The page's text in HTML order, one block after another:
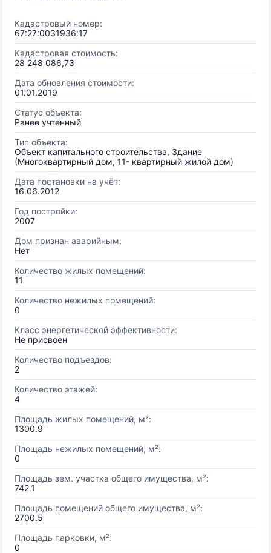
Кадастровый номер:
67:27:0031936:17
Кадастровая стоимость:
28 248 086,73
Дата обновления стоимости:
01.01.2019
Статус объекта:
Ранее учтенный
Тип объекта:
Объект капитального строительства, Здание
(Многоквартирный дом, 11- квартирный жилой дом)
Дата постановки на учёт:
16.06.2012
Год постройки:
2007
Дом признан аварийным:
Нет
Количество жилых помещений:
11
Количество нежилых помещений:
0
Класс энергетической эффективности:
Не присвоен
Количество подъездов:
2
Количество этажей:
4
Площадь жилых помещений, м²:
1300.9
Площадь нежилых помещений, м²:
0
Площадь зем. участка общего имущества, м²:
742.1
Площадь помещений общего имущества, м²:
2700.5
Площадь парковки, м²:
0